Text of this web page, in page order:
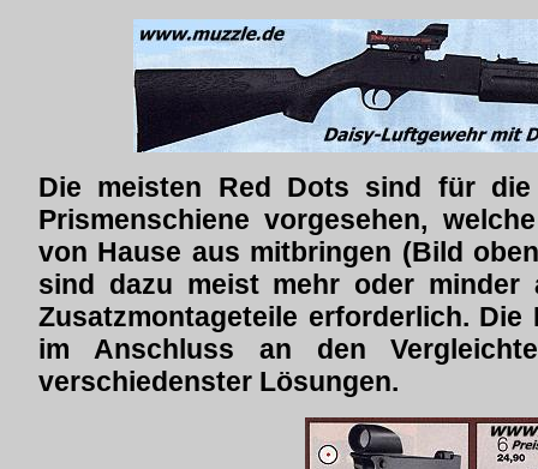
Die meisten Red Dots sind für die
Prismenschiene vorgesehen,
von Hause aus mitbringen (Bild
sind dazu meist mehr oder minder
Zusatzmontageteile erforderlich.
im Anschluss an den
verschiedenster Lösungen.